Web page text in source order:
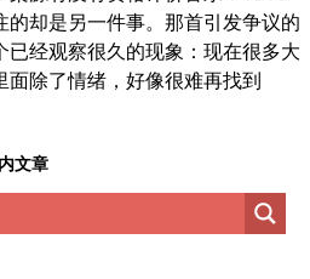
却是另一件事。那首引发争议的
经观察很久的现象：现在很多大
除了情绪，好像很难再找到
文章